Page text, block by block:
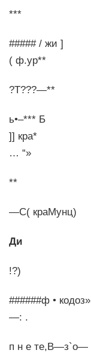
***
##### / жи ]
( ф.ур**
?Т???—**
ь•–*** Б
]] кра*
… “»
**
—С( краМунц)
Ди
!?)
######ф • кодоз»
—: .
п н е те,В—з`о—